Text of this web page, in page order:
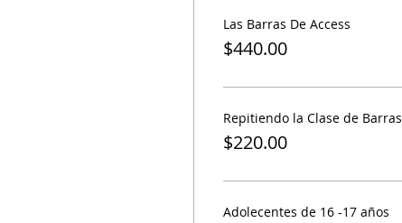
Las Barras De Access
$440.00
Repitiendo la Clase de Barras
$220.00
Adolecentes de 16 -17 años